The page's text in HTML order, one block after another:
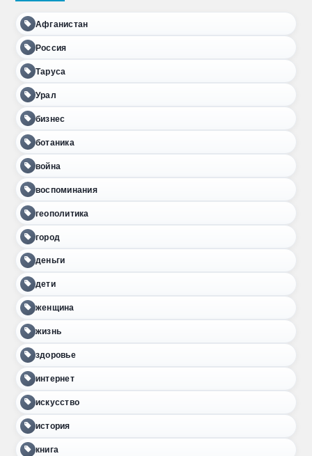
Афганистан
Россия
Таруса
Урал
бизнес
ботаника
война
воспоминания
геополитика
город
деньги
дети
женщина
жизнь
здоровье
интернет
искусство
история
книга